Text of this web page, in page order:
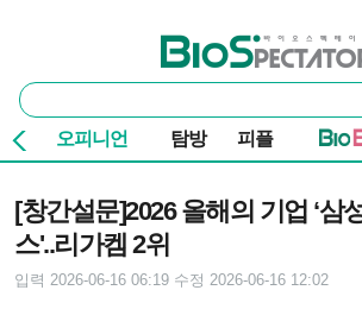
바이오스펙테이터
통
합
검
색
오피니언 탐방 피플
[창간설문]2026 올해의 기업 ‘삼
스'..리가켐 2위
입력 2026-06-16 06:19 수정 2026-06-16 12:02